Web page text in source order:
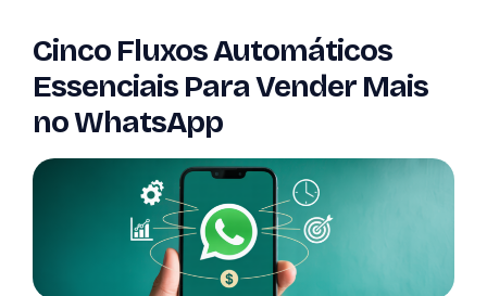
Cinco Fluxos Automáticos
Essenciais Para Vender Mais
no WhatsApp